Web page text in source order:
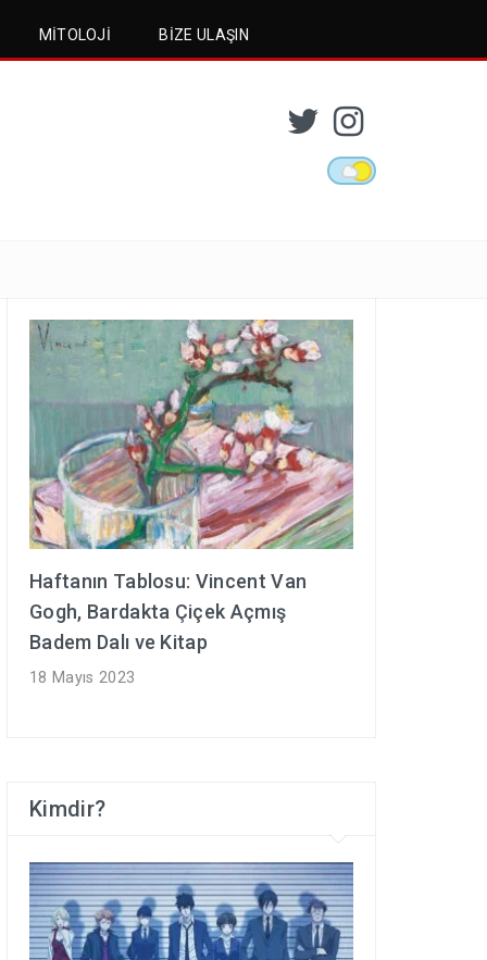
MITOLOJI BIZE ULAŞIN
Haftanın Tablosu: Vincent Van
Gogh, Bardakta Çiçek Açmış
Badem Dalı ve Kitap
18 Mayıs 2023
Kimdir?